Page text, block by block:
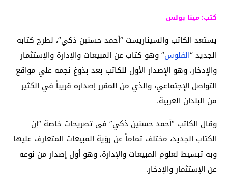
كتب: مينا بولس
يستعد الكاتب والسيناريست “أحمد حسنين ذكي”، لطرح كتابه
الجديد “الفلوس” وهو كتاب عن المبيعات والإدارة والإستثمار
والإدخار، وهو الإصدار الأول للكاتب بعد بذوغ نجمه علي مواقع
التواصل الإجتماعي، والذي من المقرر إصداره قريباً في الكثير
من البلدان العربية.
وقال الكاتب “أحمد حسنين ذكي” فى تصريحات خاصة “إن
الكتاب الجديد، مختلف تماماً عن رؤية المبيعات المتعارف عليها
وبه تبسيط لعلوم المبيعات والإدارة، وهو أول إصدار من نوعه
عن الإستثمار والإدخار.